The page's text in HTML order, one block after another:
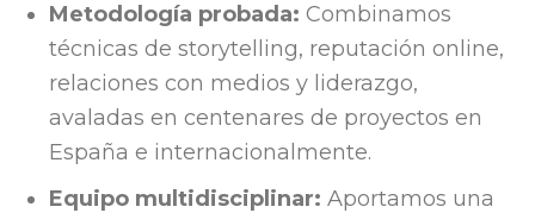
Metodología probada: Combinamos
técnicas de storytelling, reputación online,
relaciones con medios y liderazgo,
avaladas en centenares de proyectos en
España e internacionalmente.
Equipo multidisciplinar: Aportamos una